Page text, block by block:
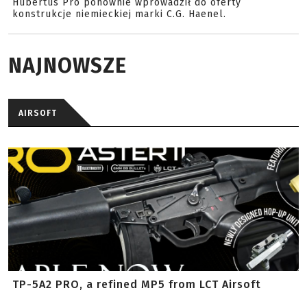
Hubertus Pro ponownie wprowadził do oferty
konstrukcje niemieckiej marki C.G. Haenel.
NAJNOWSZE
AIRSOFT
TP-5A2 PRO, a refined MP5 from LCT Airsoft